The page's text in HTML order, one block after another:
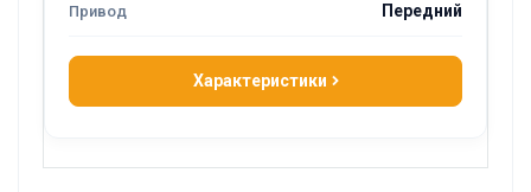
Передний
Характеристики